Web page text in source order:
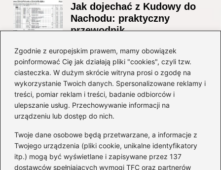
Zgodnie z europejskim prawem, mamy obowiązek
poinformować Cię jak działają pliki "cookies", czyli tzw.
ciasteczka. W dużym skrócie witryna prosi o zgodę na
wykorzystanie Twoich danych. Spersonalizowane reklamy i
treści, pomiar reklam i treści, badanie odbiorców i
ulepszanie usług. Przechowywanie informacji na
urządzeniu lub dostęp do nich.
Twoje dane osobowe będą przetwarzane, a informacje z
Twojego urządzenia (pliki cookie, unikalne identyfikatory
itp.) mogą być wyświetlane i zapisywane przez 137
dostawców spełniających wymogi TFC oraz partnerów
Jak dojechać z Kudowy do
Nachodu: praktyczny
przewodnik
Ile alkoholu można
przewieźć z Albanii?
Przewodnik po przepisach i
ograniczeniach
Kategorie
Ciekawostki(8)
Kultura i tradycje(10)